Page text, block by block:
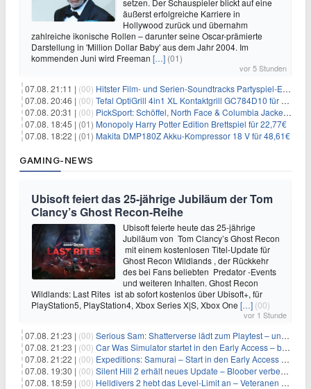
äußerst erfolgreiche Karriere in
Hollywood zurück und übernahm
zahlreiche ikonische Rollen – darunter seine Oscar-prämierte
Darstellung in 'Million Dollar Baby' aus dem Jahr 2004. Im
kommenden Juni wird Freeman […] (01)
vor 5 Stunden
07.08. 21:11 | (00) Hitster Film- und Serien-Soundtracks Partyspiel-Erweiterung für 6,99€
07.08. 20:46 | (00) Tefal OptiGrill 4in1 XL Kontaktgrill GC784D10 für 239,99€
07.08. 20:31 | (00) PickSport: Schöffel, North Face & Columbia Jacken ab 39,60€
07.08. 18:45 | (01) Monopoly Harry Potter Edition Brettspiel für 22,77€
07.08. 18:22 | (01) Makita DMP180Z Akku-Kompressor 18 V für 48,61€
GAMING-NEWS
Ubisoft feiert das 25-jährige Jubiläum der Tom
Clancy’s Ghost Recon-Reihe
Ubisoft feierte heute das 25-jährige
Jubiläum von Tom Clancy’s Ghost Recon
mit einem kostenlosen Titel-Update für
Ghost Recon Wildlands , der Rückkehr
des bei Fans beliebten Predator -Events
und weiteren Inhalten. Ghost Recon
Wildlands: Last Rites ist ab sofort kostenlos über Ubisoft+, für
PlayStation5, PlayStation4, Xbox Series X|S, Xbox One […] (00)
vor 1 Stunde
07.08. 21:23 | (00) Serious Sam: Shatterverse lädt zum Playtest – und erscheint schon bald!
07.08. 21:23 | (00) Car Was Simulator startet in den Early Access – bald gehts los!
07.08. 21:22 | (00) Expeditions: Samurai – Start in den Early Access ab heute im feudalen Japan
07.08. 19:30 | (00) Silent Hill 2 erhält neues Update – Bloober verbessert Grafik und Performance
07.08. 18:59 | (00) Helldivers 2 hebt das Level-Limit an – Veteranen können endlich weiter aufsteigen